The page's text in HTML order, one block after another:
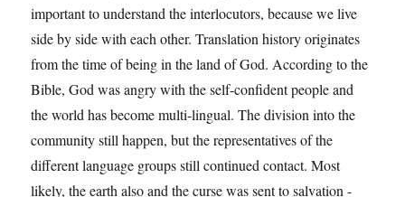
important to understand the interlocutors, because we live
side by side with each other. Translation history originates
from the time of being in the land of God. According to the
Bible, God was angry with the self-confident people and
the world has become multi-lingual. The division into the
community still happen, but the representatives of the
different language groups still continued contact. Most
likely, the earth also and the curse was sent to salvation -